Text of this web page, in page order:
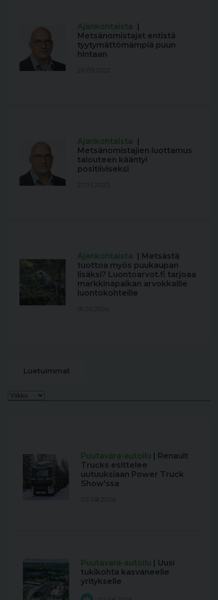
Ajankohtaista
Metsänomistajat entistä
tyytymättömämpiä puun
hintaan
26.09.2022
Ajankohtaista
Metsänomistajien luottamus
talouteen kääntyi
positiiviseksi
27.03.2023
Ajankohtaista
| Metsästä
tuottoa myös puukaupan
lisäksi? Luontoarvot.fi tarjoaa
markkinapaikan arvokkaille
luontokohteille
16.05.2024
Luetuimmat
Puutavara-autoilu
| Renault
Trucks esittelee
uutuuksiaan Power Truck
Show'ssa
03.08.2026
Puutavara-autoilu
| Uusi
tukikohta kasvaneelle
yritykselle